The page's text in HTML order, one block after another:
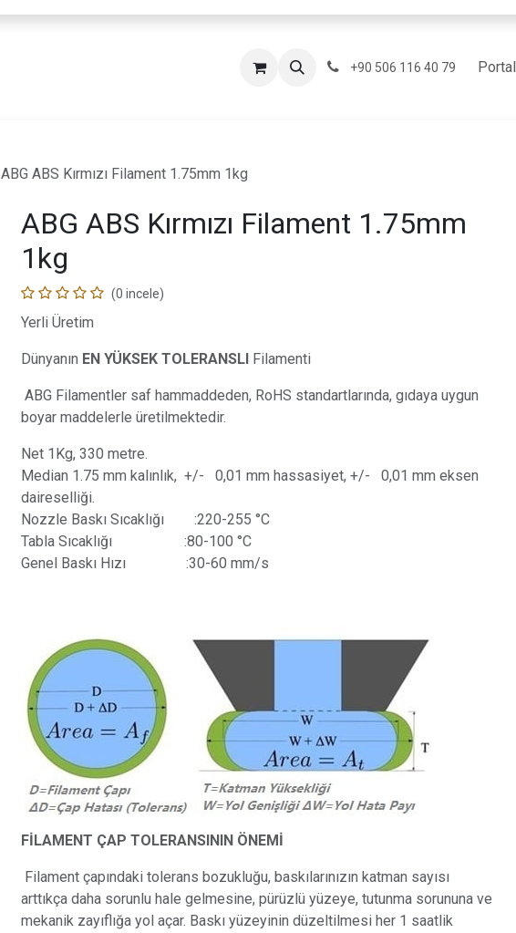
+90 506 116 40 79 Portal
ABG ABS Kırmızı Filament 1.75mm 1kg
ABG ABS Kırmızı Filament 1.75mm
1kg
(0 incele)
Yerli Üretim
Dünyanın EN YÜKSEK TOLERANSLI Filamenti
ABG Filamentler saf hammaddeden, RoHS standartlarında, gıdaya uygun
boyar maddelerle üretilmektedir.
Net 1Kg, 330 metre.
Median 1.75 mm kalınlık, +/- 0,01 mm hassasiyet, +/- 0,01 mm eksen
daireselliği.
Nozzle Baskı Sıcaklığı
​ :220-255 °C
Tabla Sıcaklığı
​ :80-100 °C
Genel Baskı Hızı
​ :30-60 mm/s
FİLAMENT ÇAP TOLERANSININ ÖNEMİ
Filament çapındaki tolerans bozukluğu, baskılarınızın katman sayısı
arttıkça daha sorunlu hale gelmesine, pürüzlü yüzeye, tutunma sorununa ve
mekanik zayıflığa yol açar. Baskı yüzeyinin düzeltilmesi her 1 saatlik